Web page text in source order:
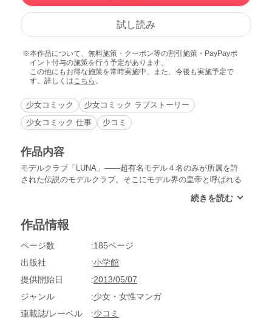
試し読み
本作品について、無料施策・クーポン等の割引施策・PayPayポ
イント付与の施策を行う予定があります。
この他にもお得な施策を常時実施中、また、今後も実施予定で
す。詳しくはこちら 。
少女コミック
少女コミック ラブストーリー
少女コミック 仕事
少コミ
作品内容
モデルクラブ「LUNA」――超有名モデル４名のみが所属を許
された伝説のモデルクラブ。そこにモデル界の皇帝と呼ばれる
あこがれて、伝説のモデルクラブ「LUNA」のオーディション
作品：皇帝限定／意地悪な瞳にキスをして／×××～MyLittleHo
作品情報
ページ数
185ページ
出版社
小学館
提供開始日
2013/05/07
ジャンル
少女・女性マンガ
連載誌/レーベル
少コミ